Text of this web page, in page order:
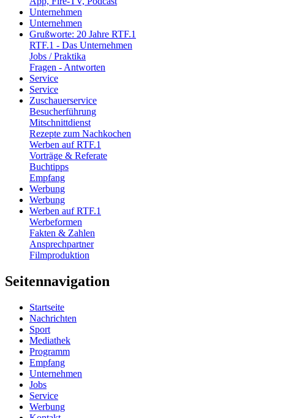
Unternehmen
Unternehmen
Grußworte: 20 Jahre RTF.1
RTF.1 - Das Unternehmen
Jobs / Praktika
Fragen - Antworten
Service
Service
Zuschauerservice
Besucherführung
Mitschnittdienst
Rezepte zum Nachkochen
Werben auf RTF.1
Vorträge & Referate
Buchtipps
Empfang
Werbung
Werbung
Werben auf RTF.1
Werbeformen
Fakten & Zahlen
Ansprechpartner
Filmproduktion
Seitennavigation
Startseite
Nachrichten
Sport
Mediathek
Programm
Empfang
Unternehmen
Jobs
Service
Werbung